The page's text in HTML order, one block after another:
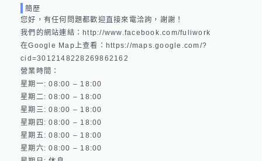
簡歷
您好，有任何問題都歡迎直接來電洽詢，謝謝！
我們的網站連結：http://www.facebook.com/fuliwork
在Google Map上查看：https://maps.google.com/?
cid=3012148228269862162
營業時間：
星期一: 08:00 – 18:00
星期二: 08:00 – 18:00
星期三: 08:00 – 18:00
星期四: 08:00 – 18:00
星期五: 08:00 – 18:00
星期六: 08:00 – 18:00